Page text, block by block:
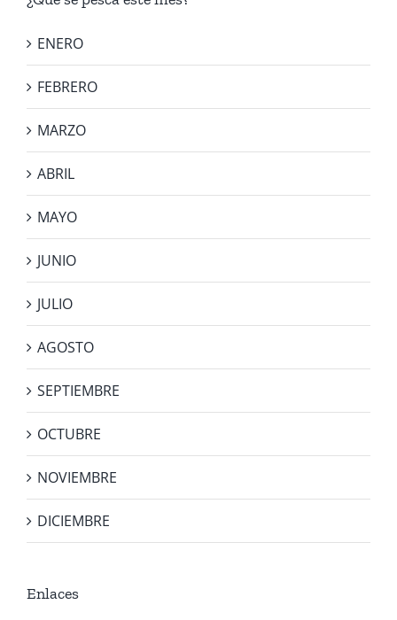
ENERO
FEBRERO
MARZO
ABRIL
MAYO
JUNIO
JULIO
AGOSTO
SEPTIEMBRE
OCTUBRE
NOVIEMBRE
DICIEMBRE
Enlaces